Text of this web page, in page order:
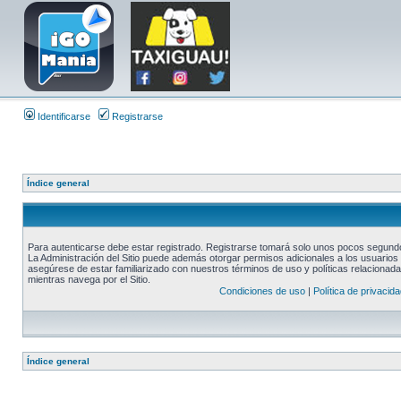
Identificarse Registrarse
Índice general
Para autenticarse debe estar registrado. Registrarse tomará solo unos pocos
La Administración del Sitio puede además otorgar permisos adicionales a los
asegúrese de estar familiarizado con nuestros términos de uso y políticas
mientras navega por el Sitio.
Condiciones de uso| Política de
Índice general